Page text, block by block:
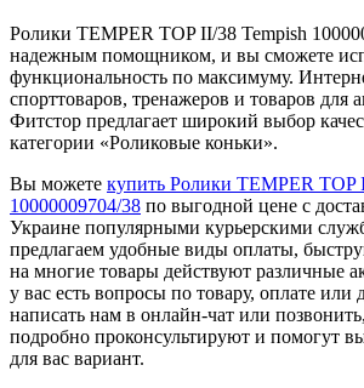
Ролики TEMPER TOP II/38 Tempish
надежным помощником, и вы сможете
функциональность по максимуму.
спорттоваров, тренажеров и товаров для
Фитстор предлагает широкий выбор
категории «Роликовые коньки».
Вы можете купить Ролики TEMPER TOP
10000009704/38 по выгодной цене с
Украине популярными курьерскими
предлагаем удобные виды оплаты,
на многие товары действуют различные
у вас есть вопросы по товару, оплате или
написать нам в онлайн-чат или
подробно проконсультируют и помогут
для вас вариант.